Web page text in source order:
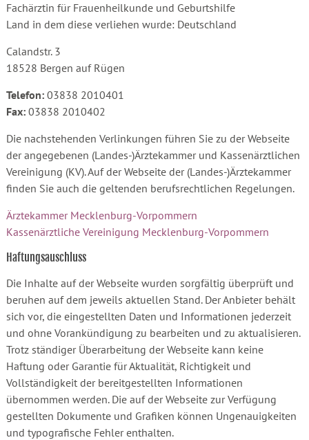
Fachärztin für Frauenheilkunde und Geburtshilfe
Land in dem diese verliehen wurde: Deutschland
Calandstr. 3
18528 Bergen auf Rügen
Telefon:03838 2010401
Fax:03838 2010402
Die nachstehenden Verlinkungen führen Sie zu der Webseite
der angegebenen (Landes-)Ärztekammer und Kassenärztlichen
Vereinigung (KV). Auf der Webseite der (Landes-)Ärztekammer
finden Sie auch die geltenden berufsrechtlichen Regelungen.
Ärztekammer Mecklenburg-Vorpommern
Kassenärztliche Vereinigung Mecklenburg-Vorpommern
Haftungsauschluss
Die Inhalte auf der Webseite wurden sorgfältig überprüft und
beruhen auf dem jeweils aktuellen Stand. Der Anbieter behält
sich vor, die eingestellten Daten und Informationen jederzeit
und ohne Vorankündigung zu bearbeiten und zu aktualisieren.
Trotz ständiger Überarbeitung der Webseite kann keine
Haftung oder Garantie für Aktualität, Richtigkeit und
Vollständigkeit der bereitgestellten Informationen
übernommen werden. Die auf der Webseite zur Verfügung
gestellten Dokumente und Grafiken können Ungenauigkeiten
und typografische Fehler enthalten.